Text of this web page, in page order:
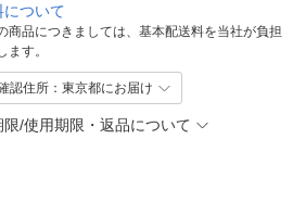
について
商品につきましては、基本配送料を当社が負担
ます。
認住所：東京都にお届け
限/使用期限・返品について